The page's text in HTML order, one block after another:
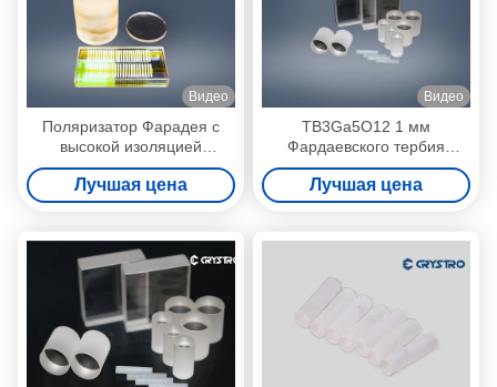
Видео
Поляризатор Фарадея с
высокой изоляцией
магнитооптические
однокристаллы TGG
Лучшая цена
Видео
TB3Ga5O12 1 мм
Фардаевского тербия
галлиевого граната TGG
кристалл
Лучшая цена